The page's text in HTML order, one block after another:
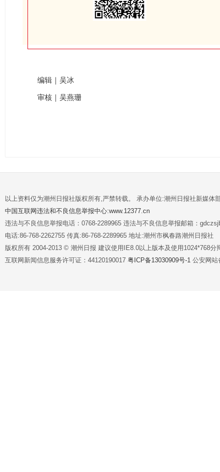
编辑｜吴冰
审核｜吴燕珊
以上资料仅为潮州日报社版权所有,严禁转载。 承办单位:潮州日报社新媒体
中国互联网违法和不良信息举报中心:www.12377.cn
违法与不良信息举报电话：0768-2289965 违法与不良信息举报邮箱：
电话:86-768-2262755 传真:86-768-2289965 地址:潮州市枫春路潮州日报社
版权所有 2004-2013 © 潮州日报 建议使用IE8.0以上版本及使用1024*768分
互联网新闻信息服务许可证：44120190017 粤ICP备13030909号-1 公安网站